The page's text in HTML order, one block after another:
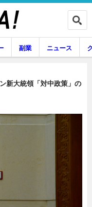
専門家インタビュー
スキル
副業 ニュース
新大統領「対中政策」の